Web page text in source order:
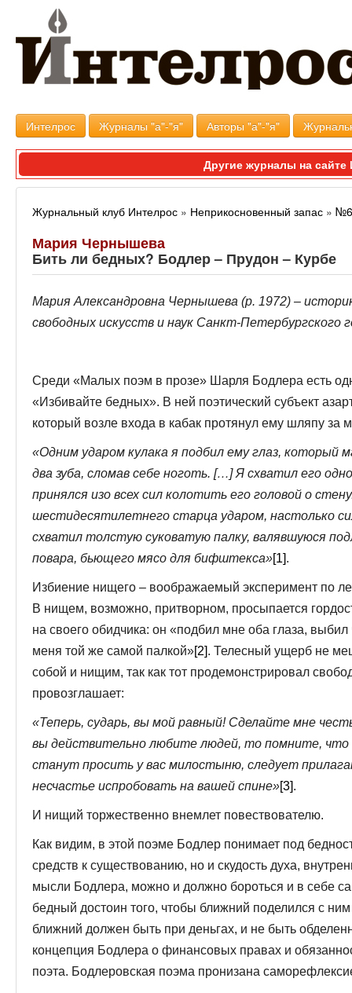
Интелрос Журналы "а"-"я" Авторы "а"-"я"
Другие журналы на
Журнальный клуб Интелрос » Неприкосновенный запас »
Мария Чернышева
Бить ли бедных? Бодлер – Прудон – Курбе
Мария Александровна Чернышева (р. 1972) –
свободных искусств и наук Санкт-Петербургского
Среди «Малых поэм в прозе» Шарля Бодлера есть
«Избивайте бедных». В ней поэтический субъект
который возле входа в кабак протянул ему шляпу за
«Одним ударом кулака я подбил ему глаз, который
два зуба, сломав себе ноготь. […] Я схватил его
принялся изо всех сил колотить его головой о
шестидесятилетнего старца ударом, настолько
схватил толстую суковатую палку, валявшуюся
повара, бьющего мясо для бифштекса»[1].
Избиение нищего – воображаемый эксперимент по
В нищем, возможно, притворном, просыпается
на своего обидчика: он «подбил мне оба глаза,
меня той же самой палкой»[2]. Телесный ущерб не
собой и нищим, так как тот продемонстрировал
провозглашает:
«Теперь, сударь, вы мой равный! Сделайте мне
вы действительно любите людей, то помните, что
станут просить у вас милостыню, следует
несчастье испробовать на вашей спине»[3].
И нищий торжественно внемлет повествователю.
Как видим, в этой поэме Бодлер понимает под
средств к существованию, но и скудость духа,
мысли Бодлера, можно и должно бороться и в себе
бедный достоин того, чтобы ближний поделился с
ближний должен быть при деньгах, и не быть
концепция Бодлера о финансовых правах и
поэта. Бодлеровская поэма пронизана